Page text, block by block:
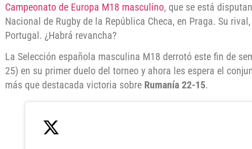
Campeonato de Europa M18 masculino, que se está
Nacional de Rugby de la República Checa, en Praga. Su
Portugal. ¿Habrá revancha?
La Selección española masculina M18 derrotó este fin de
25) en su primer duelo del torneo y ahora les espera el
más que destacada victoria sobre Rumanía 22-15.